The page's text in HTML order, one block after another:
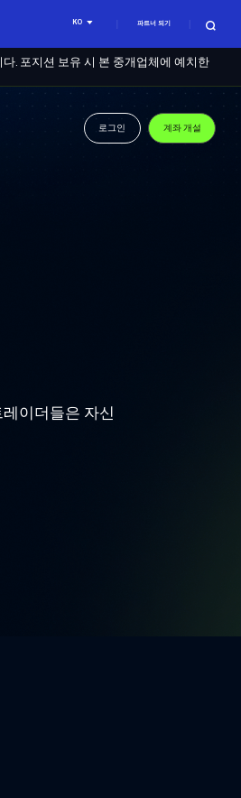
KO 파트너 되기
. 포지션 보유 시 본 중개업체에 예치한
로그인 계좌 개설
이더들은 자신